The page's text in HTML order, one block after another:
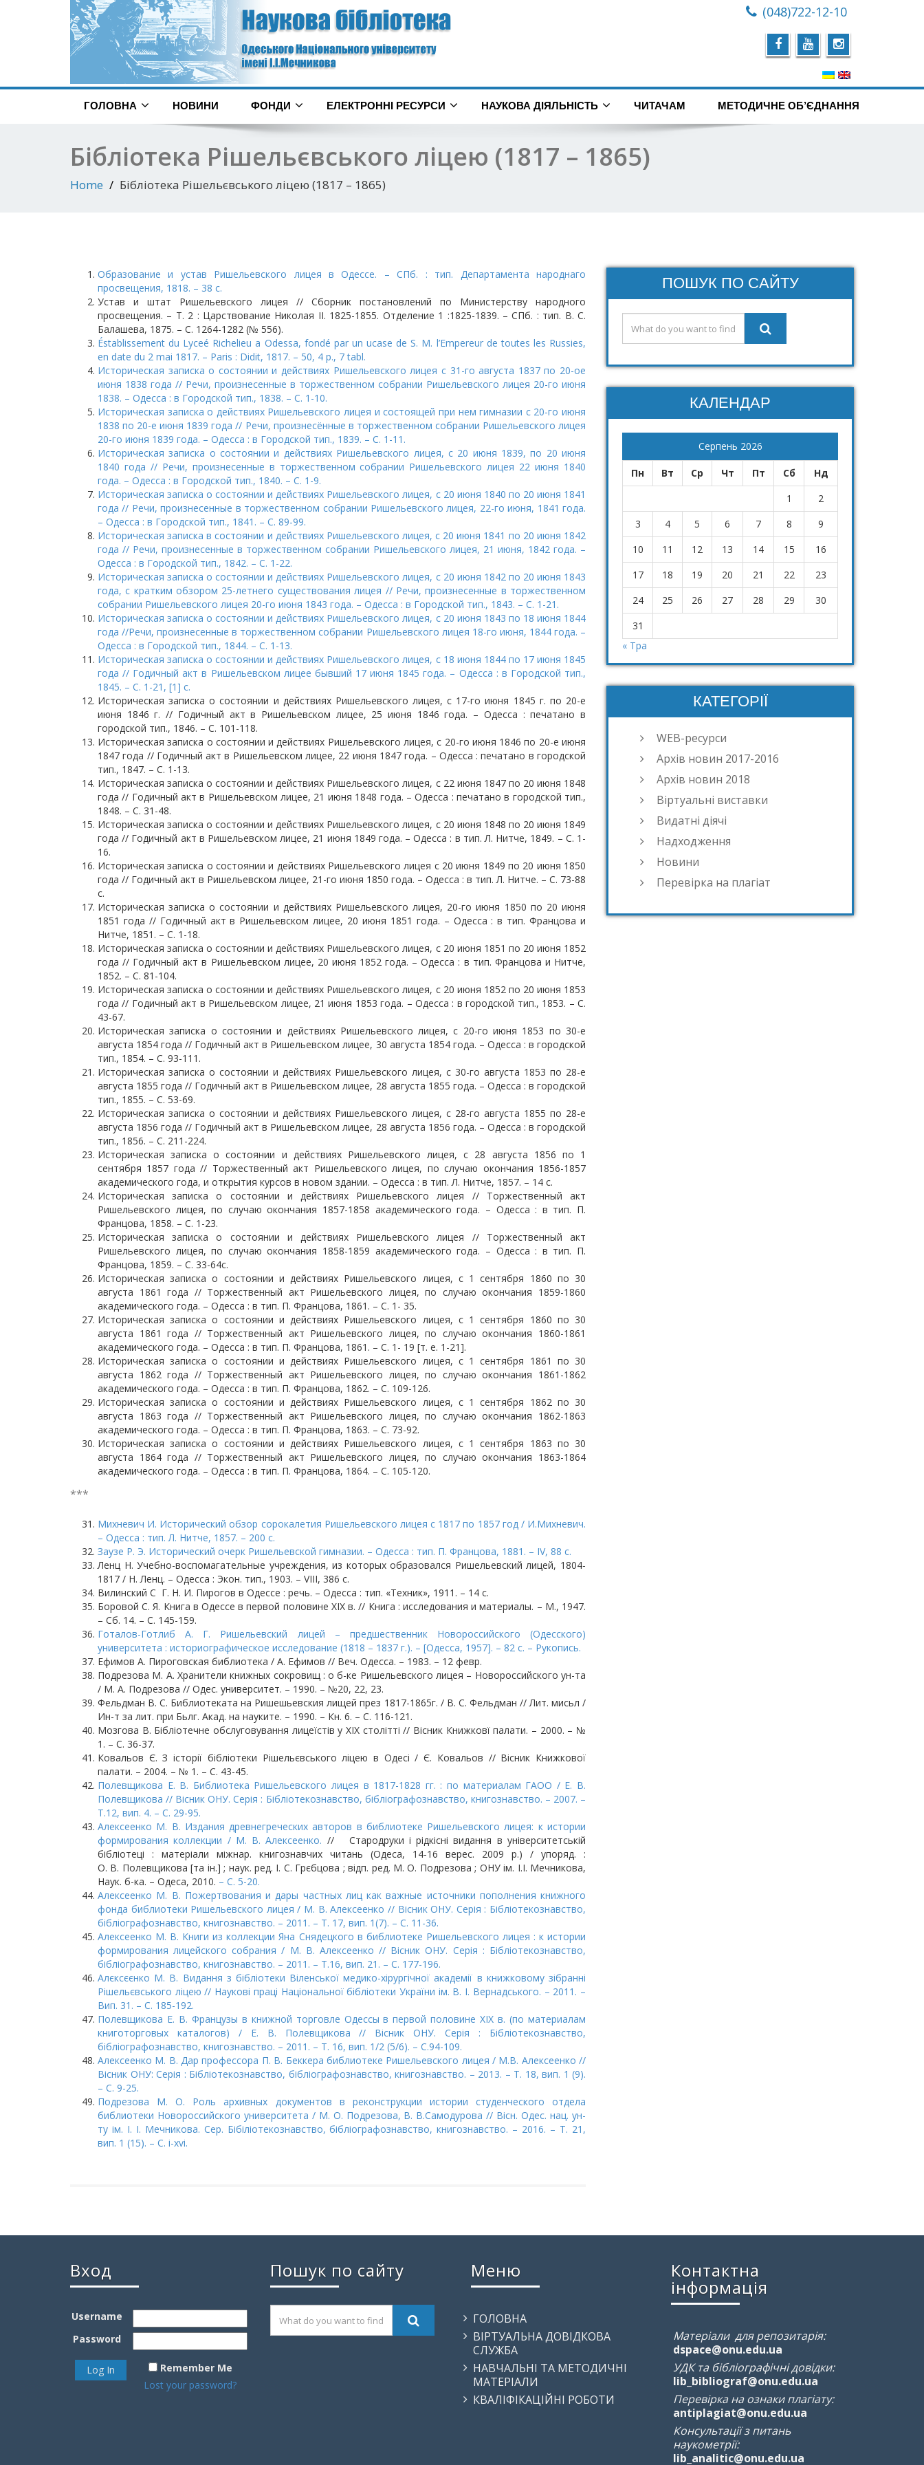
(048)722-12-10
ГОЛОВНА НОВИНИ ФОНДИ ЕЛЕКТРОННІ РЕСУРСИ НАУКОВА ДІЯЛЬНІСТЬ ЧИТАЧАМ МЕТОДИЧНЕ ОБ’ЄДНАННЯ
Бібліотека Рішельєвського ліцею (1817 – 1865)
Home Бібліотека Рішельєвського ліцею (1817 – 1865)
Образование и устав Ришельевского лицея в Одессе. – СПб. : тип. Департамента народнаго
просвещения, 1818. – 38 с.
Устав и штат Ришельевского лицея // Сборник постановлений по Министерству народного
просвещения. – Т. 2 : Царствование Николая II. 1825-1855. Отделение 1 :1825-1839. – СПб. : тип. В. С.
Балашева, 1875. – С. 1264-1282 (№ 556).
Éstablissement du Lyceé Richelieu a Odessa, fondé par un ucase de S. M. l’Empereur de toutes les Russies,
en date du 2 mai 1817. – Paris : Didit, 1817. – 50, 4 p., 7 tabl.
Историческая записка о состоянии и действиях Ришельевского лицея с 31-го августа 1837 по 20-ое
июня 1838 года // Речи, произнесенные в торжественном собрании Ришельевского лицея 20-го июня
1838. – Одесса : в Городской тип., 1838. – С. 1-10.
Историческая записка о действиях Ришельевского лицея и состоящей при нем гимназии с 20-го июня
1838 по 20-е июня 1839 года // Речи, произнесённые в торжественном собрании Ришельевского лицея
20-го июня 1839 года. – Одесса : в Городской тип., 1839. – C. 1-11.
Историческая записка о состоянии и действиях Ришельевского лицея, с 20 июня 1839, по 20 июня
1840 года // Речи, произнесенные в торжественном собрании Ришельевского лицея 22 июня 1840
года. – Одесса : в Городской тип., 1840. – С. 1-9.
Историческая записка о состоянии и действиях Ришельевского лицея, с 20 июня 1840 по 20 июня 1841
года // Речи, произнесенные в торжественном собрании Ришельевского лицея, 22-го июня, 1841 года.
– Одесса : в Городской тип., 1841. – С. 89-99.
Историческая записка в состоянии и действиях Ришельевского лицея, с 20 июня 1841 по 20 июня 1842
года // Речи, произнесенные в торжественном собрании Ришельевского лицея, 21 июня, 1842 года. –
Одесса : в Городской тип., 1842. – С. 1-22.
Историческая записка о состоянии и действиях Ришельевского лицея, с 20 июня 1842 по 20 июня 1843
года, с кратким обзором 25-летнего существования лицея // Речи, произнесенные в торжественном
собрании Ришельевского лицея 20-го июня 1843 года. – Одесса : в Городской тип., 1843. – С. 1-21.
Историческая записка о состоянии и действиях Ришельевского лицея, с 20 июня 1843 по 18 июня 1844
года //Речи, произнесенные в торжественном собрании Ришельевского лицея 18-го июня, 1844 года. –
Одесса : в Городской тип., 1844. – С. 1-13.
Историческая записка о состоянии и действиях Ришельевского лицея, с 18 июня 1844 по 17 июня 1845
года // Годичный акт в Ришельевском лицее бывший 17 июня 1845 года. – Одесса : в Городской тип.,
1845. – С. 1-21, [1] с.
Историческая записка о состоянии и действиях Ришельевского лицея, с 17-го июня 1845 г. по 20-е
июня 1846 г. // Годичный акт в Ришельевском лицее, 25 июня 1846 года. – Одесса : печатано в
городской тип., 1846. – С. 101-118.
Историческая записка о состоянии и действиях Ришельевского лицея, с 20-го июня 1846 по 20-е июня
1847 года // Годичный акт в Ришельевском лицее, 22 июня 1847 года. – Одесса : печатано в городской
тип., 1847. – С. 1-13.
Историческая записка о состоянии и действиях Ришельевского лицея, с 22 июня 1847 по 20 июня 1848
года // Годичный акт в Ришельевском лицее, 21 июня 1848 года. – Одесса : печатано в городской тип.,
1848. – С. 31-48.
Историческая записка о состоянии и действиях Ришельевского лицея, с 20 июня 1848 по 20 июня 1849
года // Годичный акт в Ришельевском лицее, 21 июня 1849 года. – Одесса : в тип. Л. Нитче, 1849. – С. 1-
16.
Историческая записка о состоянии и действиях Ришельевского лицея с 20 июня 1849 по 20 июня 1850
года // Годичный акт в Ришельевском лицее, 21-го июня 1850 года. – Одесса : в тип. Л. Нитче. – С. 73-88
с.
Историческая записка о состоянии и действиях Ришельевского лицея, 20-го июня 1850 по 20 июня
1851 года // Годичный акт в Ришельевском лицее, 20 июня 1851 года. – Одесса : в тип. Францова и
Нитче, 1851. – С. 1-18.
Историческая записка о состоянии и действиях Ришельевского лицея, с 20 июня 1851 по 20 июня 1852
года // Годичный акт в Ришельевском лицее, 20 июня 1852 года. – Одесса : в тип. Францова и Нитче,
1852. – С. 81-104.
Историческая записка о состоянии и действиях Ришельевского лицея, с 20 июня 1852 по 20 июня 1853
года // Годичный акт в Ришельевском лицее, 21 июня 1853 года. – Одесса : в городской тип., 1853. – С.
43-67.
Историческая записка о состоянии и действиях Ришельевского лицея, с 20-го июня 1853 по 30-е
августа 1854 года // Годичный акт в Ришельевском лицее, 30 августа 1854 года. – Одесса : в городской
тип., 1854. – С. 93-111.
Историческая записка о состоянии и действиях Ришельевского лицея, с 30-го августа 1853 по 28-е
августа 1855 года // Годичный акт в Ришельевском лицее, 28 августа 1855 года. – Одесса : в городской
тип., 1855. – С. 53-69.
Историческая записка о состоянии и действиях Ришельевского лицея, с 28-го августа 1855 по 28-е
августа 1856 года // Годичный акт в Ришельевском лицее, 28 августа 1856 года. – Одесса : в городской
тип., 1856. – С. 211-224.
Историческая записка о состоянии и действиях Ришельевского лицея, с 28 августа 1856 по 1
сентября 1857 года // Торжественный акт Ришельевского лицея, по случаю окончания 1856-1857
академического года, и открытия курсов в новом здании. – Одесса : в тип. Л. Нитче, 1857. – 14 с.
Историческая записка о состоянии и действиях Ришельевского лицея // Торжественный акт
Ришельевского лицея, по случаю окончания 1857-1858 академического года. – Одесса : в тип. П.
Францова, 1858. – С. 1-23.
Историческая записка о состоянии и действиях Ришельевского лицея // Торжественный акт
Ришельевского лицея, по случаю окончания 1858-1859 академического года. – Одесса : в тип. П.
Францова, 1859. – С. 33-64с.
Историческая записка о состоянии и действиях Ришельевского лицея, с 1 сентября 1860 по 30
августа 1861 года // Торжественный акт Ришельевского лицея, по случаю окончания 1859-1860
академического года. – Одесса : в тип. П. Францова, 1861. – С. 1- 35.
Историческая записка о состоянии и действиях Ришельевского лицея, с 1 сентября 1860 по 30
августа 1861 года // Торжественный акт Ришельевского лицея, по случаю окончания 1860-1861
академического года. – Одесса : в тип. П. Францова, 1861. – С. 1- 19 [т. е. 1-21].
Историческая записка о состоянии и действиях Ришельевского лицея, с 1 сентября 1861 по 30
августа 1862 года // Торжественный акт Ришельевского лицея, по случаю окончания 1861-1862
академического года. – Одесса : в тип. П. Францова, 1862. – С. 109-126.
Историческая записка о состоянии и действиях Ришельевского лицея, с 1 сентября 1862 по 30
августа 1863 года // Торжественный акт Ришельевского лицея, по случаю окончания 1862-1863
академического года. – Одесса : в тип. П. Францова, 1863. – С. 73-92.
Историческая записка о состоянии и действиях Ришельевского лицея, с 1 сентября 1863 по 30
августа 1864 года // Торжественный акт Ришельевского лицея, по случаю окончания 1863-1864
академического года. – Одесса : в тип. П. Францова, 1864. – С. 105-120.
***
Михневич И. Исторический обзор сорокалетия Ришельевского лицея с 1817 по 1857 год / И.Михневич.
– Одесса : тип. Л. Нитче, 1857. – 200 с.
Заузе Р. Э. Исторический очерк Ришельевской гимназии. – Одесса : тип. П. Францова, 1881. – IV, 88 c.
Ленц Н. Учебно-воспомагательные учреждения, из которых образовался Ришельевский лицей, 1804-
1817 / Н. Ленц. – Одесса : Экон. тип., 1903. – VIII, 386 с.
Вилинский С Г. Н. И. Пирогов в Одессе : речь. – Одесса : тип. «Техник», 1911. – 14 с.
Боровой С. Я. Книга в Одессе в первой половине XIX в. // Книга : исследования и материалы. – М., 1947.
– Сб. 14. – С. 145-159.
Готалов-Готлиб А. Г. Ришельевский лицей – предшественник Новороссийского (Одесского)
университета : историографическое исследование (1818 – 1837 г.). – [Одесса, 1957]. – 82 с. – Рукопись.
Ефимов А. Пироговская библиотека / А. Ефимов // Веч. Одесса. – 1983. – 12 февр.
Подрезова М. А. Хранители книжных сокровищ : о б-ке Ришельевского лицея – Новороссийского ун-та
/ М. А. Подрезова // Одес. университет. – 1990. – №20, 22, 23.
Фельдман В. С. Библиотеката на Ришешьевския лищей през 1817-1865г. / В. С. Фельдман // Лит. мисьл /
Ин-т за лит. при Бьлг. Акад. на науките. – 1990. – Кн. 6. – С. 116-121.
Мозгова В. Бібліотечне обслуговування лицеїстів у ХІХ столітті // Вісник Книжковї палати. – 2000. – №
1. – С. 36-37.
Ковальов Є. З історії бібліотеки Рішельєвського ліцею в Одесі / Є. Ковальов // Вісник Книжкової
палати. – 2004. – № 1. – С. 43-45.
Полевщикова Е. В. Библиотека Ришельевского лицея в 1817-1828 гг. : по материалам ГАОО / Е. В.
Полевщикова // Вісник ОНУ. Серія : Бібліотекознавство, бібліографознавство, книгознавство. – 2007. –
Т.12, вип. 4. – С. 29-95.
Алексеенко М. В. Издания древнегреческих авторов в библиотеке Ришельевского лицея: к истории
формирования коллекции / М. В. Алексеенко. // Стародруки і рідкісні видання в університетській
бібліотеці : матеріали міжнар. книгознавчих читань (Одеса, 14-16 верес. 2009 р.) / упоряд. :
О. В. Полевщикова [та ін.] ; наук. ред. І. С. Грєбцова ; відп. ред. М. О. Подрезова ; ОНУ ім. І.І. Мечникова,
Наук. б-ка. – Одеса, 2010. – С. 5-20.
Алексеенко М. В. Пожертвования и дары частных лиц как важные источники пополнения книжного
фонда библиотеки Ришельевского лицея / М. В. Алексеенко // Вісник ОНУ. Серія : Бiблiотекознавство,
бiблiографознавство, книгознавство. – 2011. – Т. 17, вип. 1(7). – С. 11-36.
Алексеенко М. В. Книги из коллекции Яна Снядецкого в библиотеке Ришельевского лицея : к истории
формирования лицейского собрания / М. В. Алексеенко // Вісник ОНУ. Серія : Бібліотекознавство,
бібліографознавство, книгознавство. – 2011. – Т.16, вип. 21. – С. 177-196.
Алєксєєнко М. В. Видання з бібліотеки Віленської медико-хірургічної академії в книжковому зібранні
Рішельєвського ліцею // Наукові праці Національної бібліотеки України ім. В. І. Вернадського. – 2011. –
Вип. 31. – С. 185-192.
Полевщикова Е. В. Французы в книжной торговле Одессы в первой половине XIX в. (по материалам
книготорговых каталогов) / Е. В. Полевщикова // Вісник ОНУ. Серія : Бiблiотекознавство,
бiблiографознавство, книгознавство. – 2011. – Т. 16, вип. 1/2 (5/6). – С.94-109.
Алексеенко М. В. Дар профессора П. В. Беккера библиотеке Ришельевского лицея / М.В. Алексеенко //
Вісник ОНУ: Серія : Бібліотекознавство, бібліографознавство, книгознавство. – 2013. – Т. 18, вип. 1 (9).
– С. 9-25.
Подрезова М. О. Роль архивных документов в реконструкции истории студенческого отдела
библиотеки Новороссийского университета / М. О. Подрезова, В. В.Самодурова // Вісн. Одес. нац. ун-
ту ім. І. І. Мечникова. Сер. Бібіліотекознавство, бібліографознавство, книгознавство. – 2016. – Т. 21,
вип. 1 (15). – С. і-хvі.
ПОШУК ПО САЙТУ
КАЛЕНДАР
Серпень 2026
Пн Вт Ср Чт Пт Сб
Нд
1
2
3
4 5 6 7 8
9
10
11 12 13 14 15
16
17
18 19 20 21 22
23
24
25 26 27 28 29
30
31
« Тра
КАТЕГОРІЇ
WEB-ресурси
Архів новин 2017-2016
Архів новин 2018
Віртуальні виставки
Видатні діячі
Надходження
Новини
Перевірка на плагіат
Вход
Username
Password
Remember Me
Lost your password?
Пошук по сайту Меню
ГОЛОВНА
ВІРТУАЛЬНА ДОВІДКОВА
СЛУЖБА
НАВЧАЛЬНІ ТА МЕТОДИЧНІ
МАТЕРІАЛИ
КВАЛІФІКАЦІЙНІ РОБОТИ
Контактна
інформація
Матеріали для репозитарія:
dspace@onu.edu.ua
УДК та бібліографічні довідки:
lib_bibliograf@onu.edu.ua
Перевірка на ознаки плагіату:
antiplagiat@onu.edu.ua
Консультації з питань
наукометрії:
lib_analitic@onu.edu.ua